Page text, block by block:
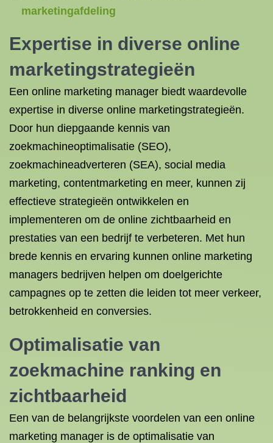
marketingafdeling
Expertise in diverse online
marketingstrategieën
Een online marketing manager biedt waardevolle
expertise in diverse online marketingstrategieën.
Door hun diepgaande kennis van
zoekmachineoptimalisatie (SEO),
zoekmachineadverteren (SEA), social media
marketing, contentmarketing en meer, kunnen zij
effectieve strategieën ontwikkelen en
implementeren om de online zichtbaarheid en
prestaties van een bedrijf te verbeteren. Met hun
brede kennis en ervaring kunnen online marketing
managers bedrijven helpen om doelgerichte
campagnes op te zetten die leiden tot meer verkeer,
betrokkenheid en conversies.
Optimalisatie van
zoekmachine ranking en
zichtbaarheid
Een van de belangrijkste voordelen van een online
marketing manager is de optimalisatie van